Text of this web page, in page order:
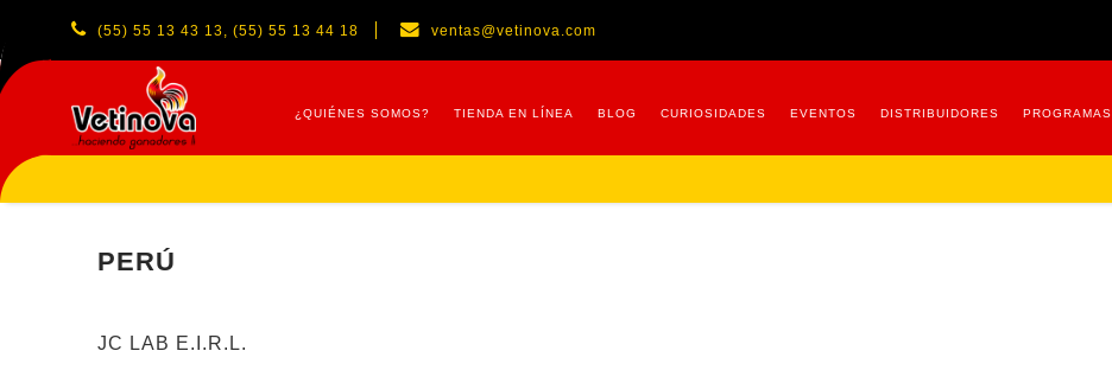
(55) 55 13 43 13, (55) 55 13 44 18 ventas@vetinova.com
¿QUIÉNES SOMOS? TIENDA EN LÍNEA BLOG CURIOSIDADES EVENTOS DISTRIBUIDORES PROGRAMAS
PERÚ
JC LAB E.I.R.L.